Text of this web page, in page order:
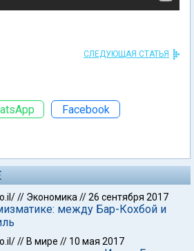
СЛЕДУЮЩАЯ СТАТЬЯ
Facebook
// Экономика //26 сентября 2017
между Бар-Кохбой и
// В мире // 10 мая 2017